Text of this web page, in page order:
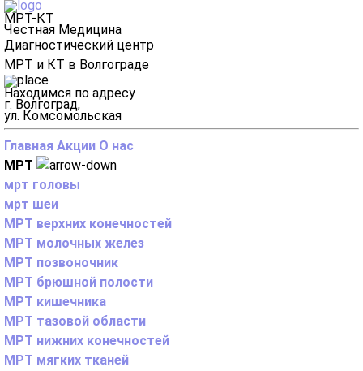
МРТ-КТ
Честная Медицина
Диагностический центр
МРТ и КТ в Волгограде
Находимся по адресу
г. Волгоград,
ул. Комсомольская
Главная Акции О нас
МРТ
мрт головы
мрт шеи
МРТ верхних конечностей
МРТ молочных желез
МРТ позвоночник
МРТ брюшной полости
МРТ кишечника
МРТ тазовой области
МРТ нижних конечностей
МРТ мягких тканей